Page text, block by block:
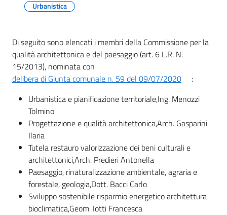
Eventi
Corsi
Progetti
Partecipa
Sostieni
Urbanistica
Di seguito sono elencati i membri della Commissione per la
qualità architettonica e del paesaggio (art. 6 L.R. N.
15/2013), nominata con
delibera di Giunta comunale n. 59 del 09/07/2020
:
Urbanistica e pianificazione territoriale,Ing. Menozzi
Tolmino
Progettazione e qualità architettonica,Arch. Gasparini
Ilaria
Tutela restauro valorizzazione dei beni culturali e
architettonici,Arch. Predieri Antonella
Paesaggio, rinaturalizzazione ambientale, agraria e
forestale, geologia,Dott. Bacci Carlo
Sviluppo sostenibile risparmio energetico architettura
bioclimatica,Geom. Iotti Francesca